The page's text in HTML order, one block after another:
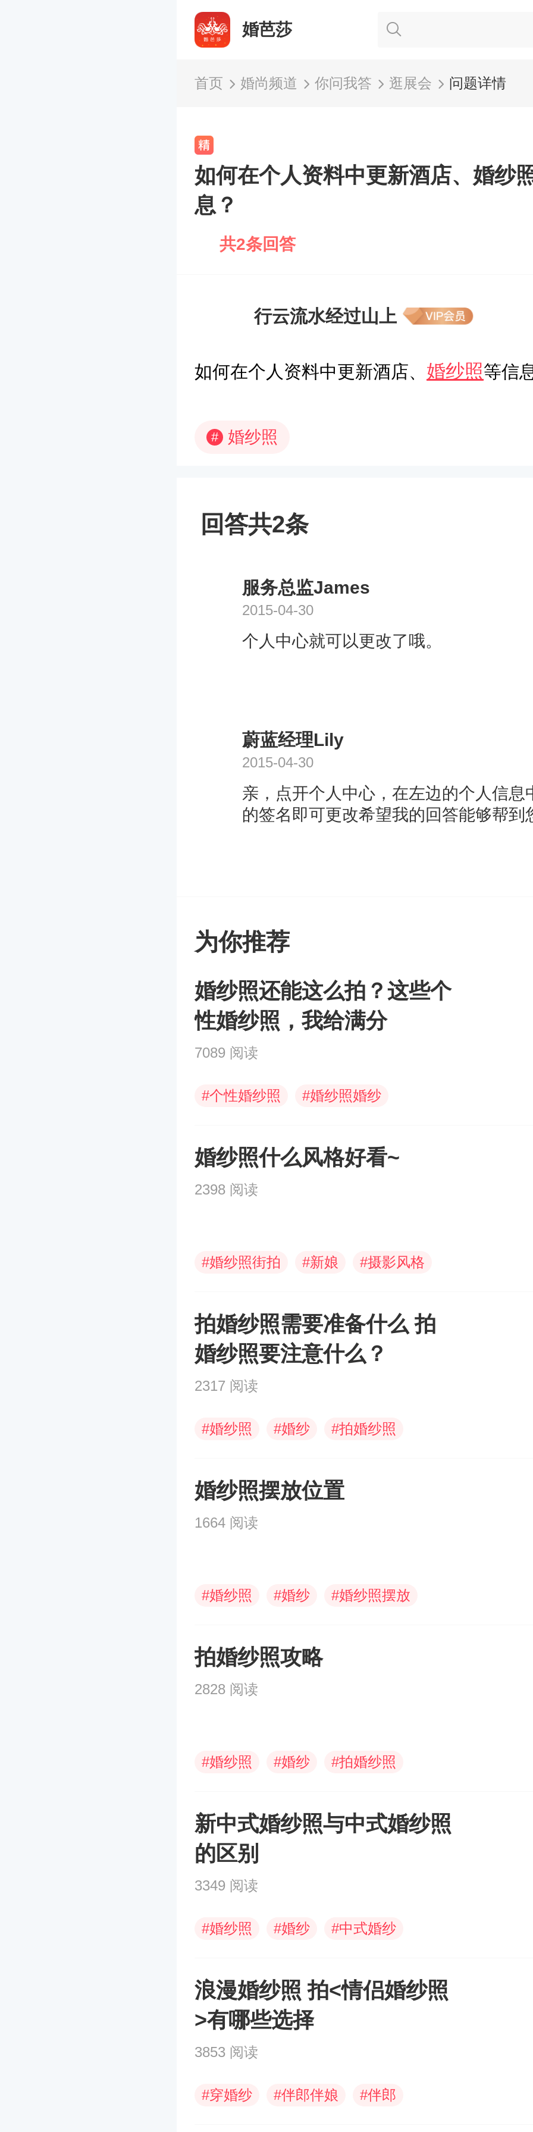
婚芭莎
首页 婚尚频道 你问我答 逛展会 问题详情
如何在个人资料中更新酒店、婚纱
息？
共2条回答
行云流水经过山上
如何在个人资料中更新酒店、 婚纱照等信
# 婚纱照
回答共2条
服务总监James
2015-04-30
个人中心就可以更改了哦。
蔚蓝经理Lily
2015-04-30
亲，点开个人中心，在左边的个人信息
的签名即可更改希望我的回答能够帮到
为你推荐
婚纱照还能这么拍？这些个
性婚纱照，我给满分
7089 阅读
#个性婚纱照 #婚纱照婚纱
婚纱照什么风格好看~
2398 阅读
#婚纱照街拍 #新娘 #摄影风格
拍婚纱照需要准备什么 拍
婚纱照要注意什么？
2317 阅读
#婚纱照 #婚纱 #拍婚纱照
婚纱照摆放位置
1664 阅读
#婚纱照 #婚纱 #婚纱照摆放
拍婚纱照攻略
2828 阅读
#婚纱照 #婚纱 #拍婚纱照
新中式婚纱照与中式婚纱照
的区别
3349 阅读
#婚纱照 #婚纱 #中式婚纱
浪漫婚纱照 拍<情侣婚纱照
>有哪些选择
3853 阅读
#穿婚纱 #伴郎伴娘 #伴郎